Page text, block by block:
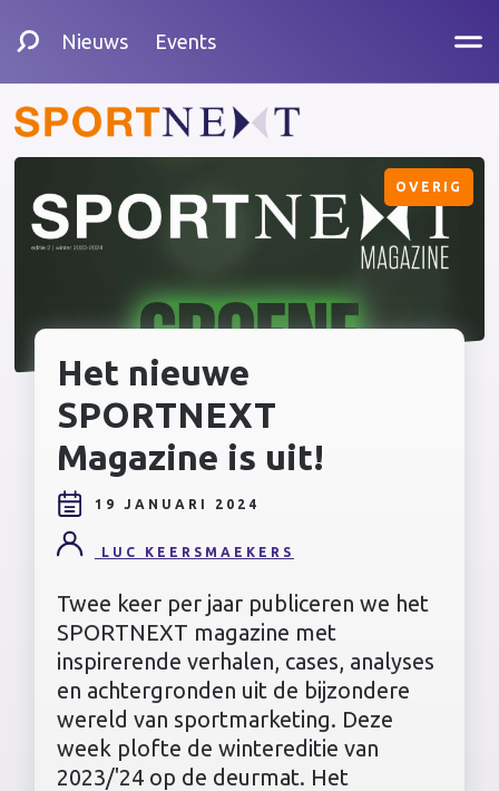
Nieuws Events
OVERIG
Het nieuwe
SPORTNEXT
Magazine is uit!
19 JANUARI 2024
LUC KEERSMAEKERS
Twee keer per jaar publiceren we het
SPORTNEXT magazine met
inspirerende verhalen, cases, analyses
en achtergronden uit de bijzondere
wereld van sportmarketing. Deze
week plofte de wintereditie van
2023/'24 op de deurmat. Het